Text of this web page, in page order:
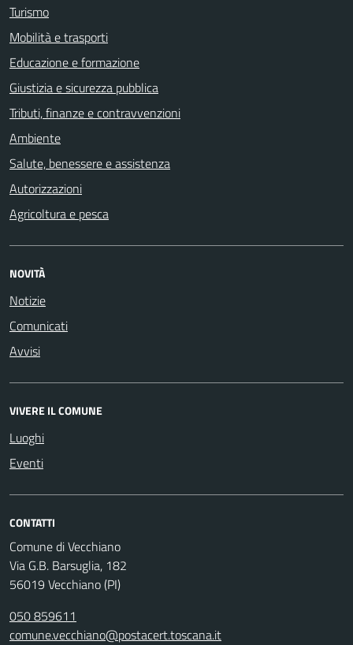
Turismo
Mobilità e trasporti
Educazione e formazione
Giustizia e sicurezza pubblica
Tributi, finanze e contravvenzioni
Ambiente
Salute, benessere e assistenza
Autorizzazioni
Agricoltura e pesca
NOVITÀ
Notizie
Comunicati
Avvisi
VIVERE IL COMUNE
Luoghi
Eventi
CONTATTI
Comune di Vecchiano
Via G.B. Barsuglia, 182
56019 Vecchiano (PI)
050 859611
comune.vecchiano@postacert.toscana.it